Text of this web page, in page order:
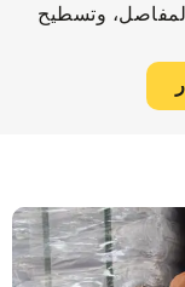
وتسطيح